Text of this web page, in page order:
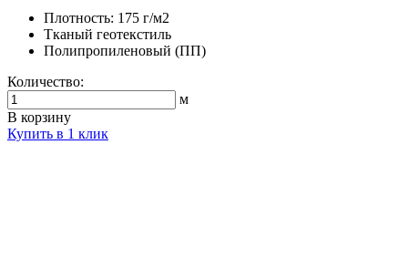
Плотность: 175 г/м2
Тканый геотекстиль
Полипропиленовый (ПП)
Количество:
м
В корзину
Купить в 1 клик